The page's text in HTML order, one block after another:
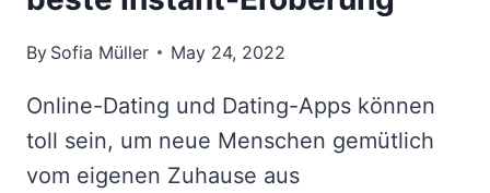
By Sofia Müller May 24, 2022
Online-Dating und Dating-Apps können
toll sein, um neue Menschen gemütlich
vom eigenen Zuhause aus